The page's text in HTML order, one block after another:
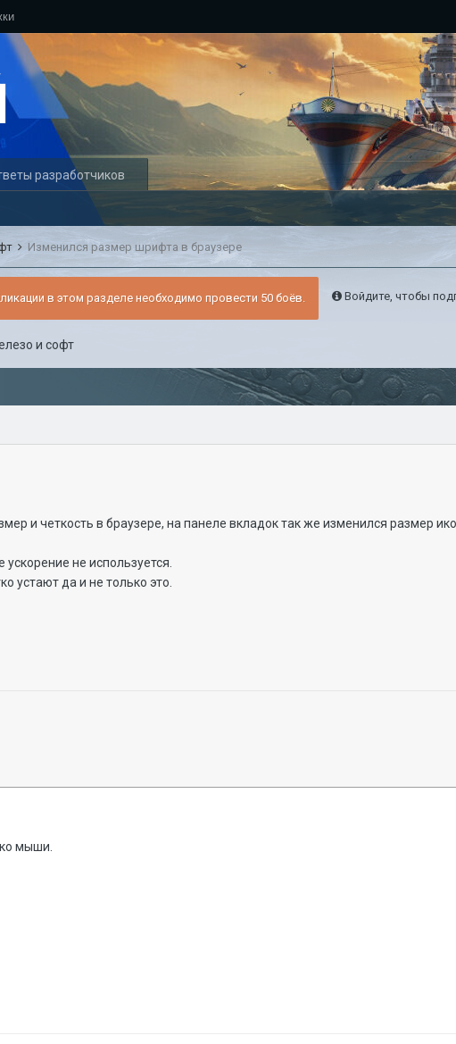
разработчиков
Изменился размер шрифта в браузере
Войдите, чтобы
в этом разделе необходимо провести 50 боёв.
и софт
и четкость в браузере, на панеле вкладок так же изменился размер
не используется.
устают да и не только это.
мыши.